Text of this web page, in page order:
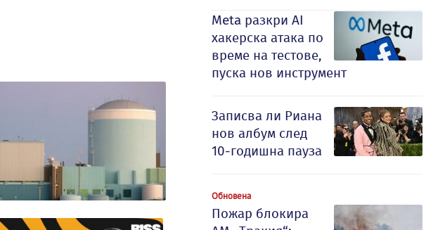
Meta разкри AI
хакерска атака по
време на тестове,
пуска нов инструмент
Записва ли Риана
нов албум след
10-годишна пауза
Обновена
Пожар блокира